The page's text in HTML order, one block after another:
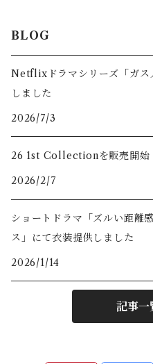
Hoodie
Sweat
Long Sleeve
Long Sleeve
BLOG
Netflixドラマシリーズ「ガス
しました
2026/7/3
26 1st Collectionを販売開始
2026/2/7
ショートドラマ「ズルい距離
ス」にて衣装提供しました
2026/1/14
記事一